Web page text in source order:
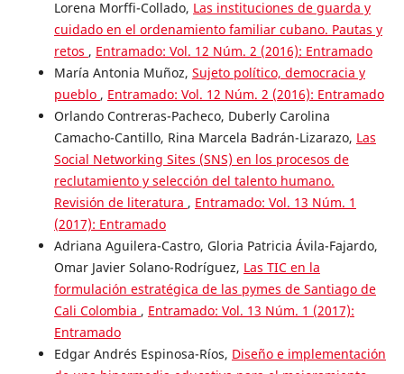
Lorena Morffi-Collado, Las instituciones de guarda y
cuidado en el ordenamiento familiar cubano. Pautas y
retos , Entramado: Vol. 12 Núm. 2 (2016): Entramado
María Antonia Muñoz, Sujeto político, democracia y
pueblo , Entramado: Vol. 12 Núm. 2 (2016): Entramado
Orlando Contreras-Pacheco, Duberly Carolina
Camacho-Cantillo, Rina Marcela Badrán-Lizarazo, Las
Social Networking Sites (SNS) en los procesos de
reclutamiento y selección del talento humano.
Revisión de literatura , Entramado: Vol. 13 Núm. 1
(2017): Entramado
Adriana Aguilera-Castro, Gloria Patricia Ávila-Fajardo,
Omar Javier Solano-Rodríguez, Las TIC en la
formulación estratégica de las pymes de Santiago de
Cali Colombia , Entramado: Vol. 13 Núm. 1 (2017):
Entramado
Edgar Andrés Espinosa-Ríos, Diseño e implementación